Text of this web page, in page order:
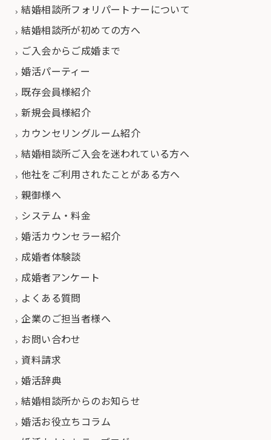
結婚相談所フォリパートナーについて
結婚相談所が初めての方へ
ご入会からご成婚まで
婚活パーティー
既存会員様紹介
新規会員様紹介
カウンセリングルーム紹介
結婚相談所ご入会を迷われている方へ
他社をご利用されたことがある方へ
親御様へ
システム・料金
婚活カウンセラー紹介
成婚者体験談
成婚者アンケート
よくある質問
企業のご担当者様へ
お問い合わせ
資料請求
婚活辞典
結婚相談所からのお知らせ
婚活お役立ちコラム